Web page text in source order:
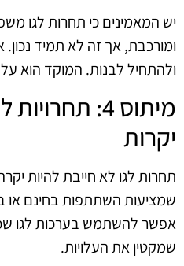
יש המאמינים כי תחרות לגו
ומורכבת, אך זה לא תמיד
ולהתחיל לבנות. המוקד הוא
מיתוס 4:
יקרות
תחרות לגו לא חייבת להיות
שמציעות השתתפות בחינם או
אפשר להשתמש בערכות לגו
שמקטין את העלויות.